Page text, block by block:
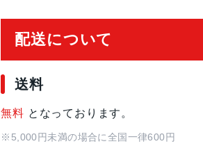
配送について
送料
無料 となっております。
※5,000円未満の場合に全国一律600円